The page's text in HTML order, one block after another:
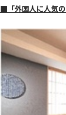
■「外国人に人気